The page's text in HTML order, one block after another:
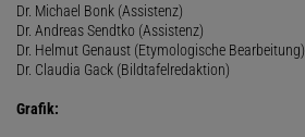
Dr. Michael Bonk (Assistenz)
Dr. Andreas Sendtko (Assistenz)
Dr. Helmut Genaust (Etymologische Bearbeitung)
Dr. Claudia Gack (Bildtafelredaktion)
Grafik: